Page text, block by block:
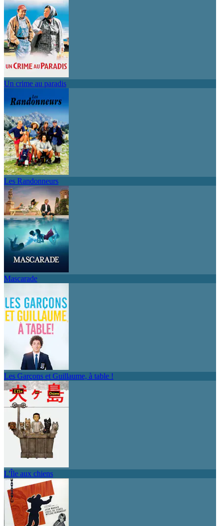
Un crime au paradis
Les Randonneurs
Mascarade
Les Garçons et Guillaume, à table !
L'Île aux chiens